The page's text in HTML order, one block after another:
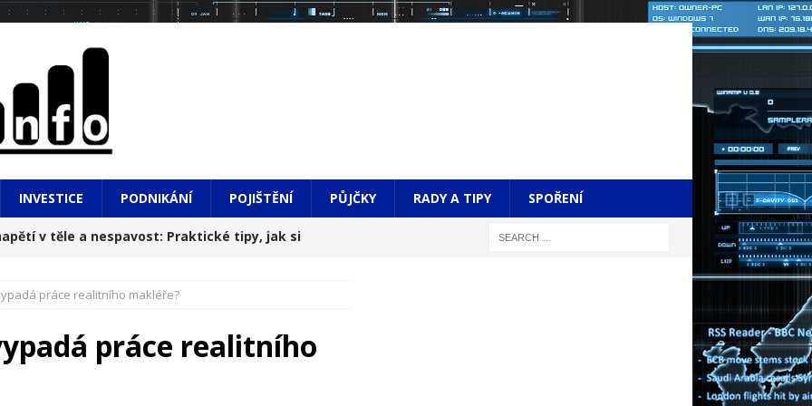
INVESTICE PODNIKÁNÍ POJIŠTĚNÍ PŮJČKY RADY A TIPY SPOŘENÍ
v těle a nespavost: Praktické tipy, jak si
výsledky a do toho diplomová práce: Realita, o
práce realitního makléře?
práce realitního